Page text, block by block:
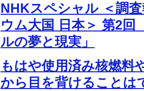
NHKスペシャル ＜調
ウム大国 日本＞ 第2回
ルの夢と現実」
もはや使用済み核燃料
から目を背けることは